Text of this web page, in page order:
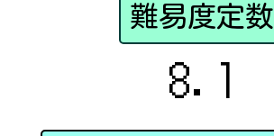
難易度定数
8.1